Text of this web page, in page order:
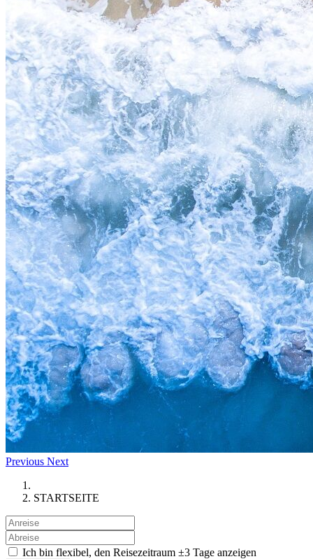
Previous Next
STARTSEITE
Ich bin flexibel, den Reisezeitraum ±3 Tage anzeigen